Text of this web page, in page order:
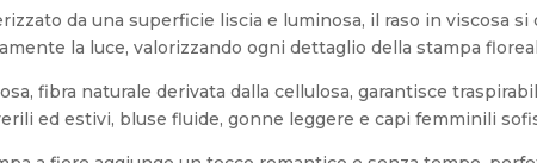
da una superficie liscia e luminosa, il raso in viscosa
la luce, valorizzando ogni dettaglio della stampa
fibra naturale derivata dalla cellulosa, garantisce
ed estivi, bluse fluide, gonne leggere e capi femminili